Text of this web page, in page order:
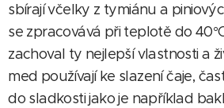
sbírají včelky z tymiánu a
se zpracovává při teplotě do
zachoval ty nejlepší vlastnosti a
med používají ke slazení čaje,
do sladkosti jako je například